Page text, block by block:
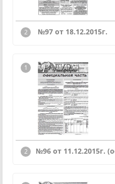
№97 от 18.12.2015г.
№96 от 11.12.2015г.